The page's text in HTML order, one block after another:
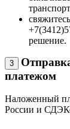
решение.
3
платежом
Наложенный
России и